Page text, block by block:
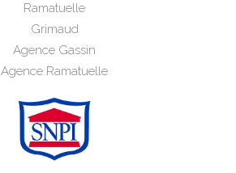
Ramatuelle
Grimaud
Agence Gassin
Agence Ramatuelle